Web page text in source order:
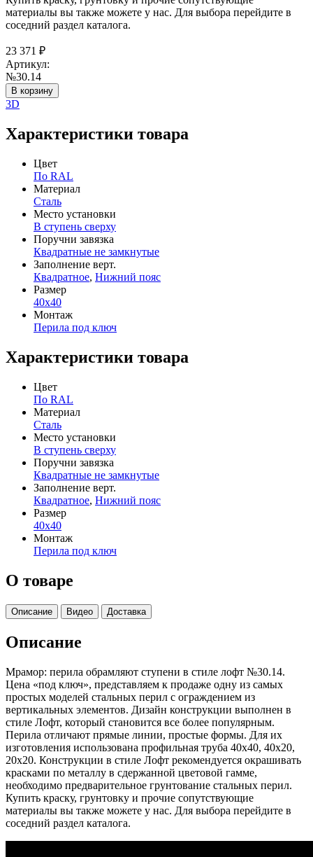
материалы вы также можете у нас. Для выбора перейдите в
соседний раздел каталога.
23 371 ₽
Артикул:
№30.14
В корзину
3D
Характеристики товара
Цвет
По RAL
Материал
Сталь
Место установки
В ступень сверху
Поручни завязка
Квадратные не замкнутые
Заполнение верт.
Квадратное, Нижний пояс
Размер
40х40
Монтаж
Перила под ключ
Характеристики товара
Цвет
По RAL
Материал
Сталь
Место установки
В ступень сверху
Поручни завязка
Квадратные не замкнутые
Заполнение верт.
Квадратное, Нижний пояс
Размер
40х40
Монтаж
Перила под ключ
О товаре
Описание Видео Доставка
Описание
Мрамор: перила обрамляют ступени в стиле лофт №30.14.
Цена «под ключ», представляем к продаже одну из самых
простых моделей стальных перил с ограждением из
вертикальных элементов. Дизайн конструкции выполнен в
стиле Лофт, который становится все более популярным.
Перила отличают прямые линии, простые формы. Для их
изготовления использована профильная труба 40х40, 40х20,
20х20. Конструкции в стиле Лофт рекомендуется окрашивать
красками по металлу в сдержанной цветовой гамме,
необходимо предварительное грунтование стальных перил.
Купить краску, грунтовку и прочие сопутствующие
материалы вы также можете у нас. Для выбора перейдите в
соседний раздел каталога.